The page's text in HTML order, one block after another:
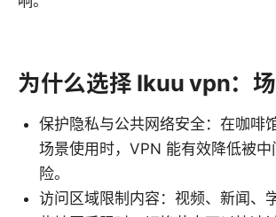
为什么选择 Ikuu vpn：
保护隐私与公共网络安全：在咖啡
场景使用时，VPN 能有效降低被
险。
访问区域限制内容：视频、新闻、